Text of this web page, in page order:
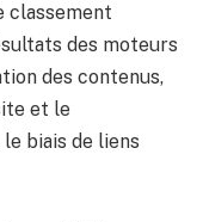
classement
des moteurs
des contenus,
et le
biais de liens